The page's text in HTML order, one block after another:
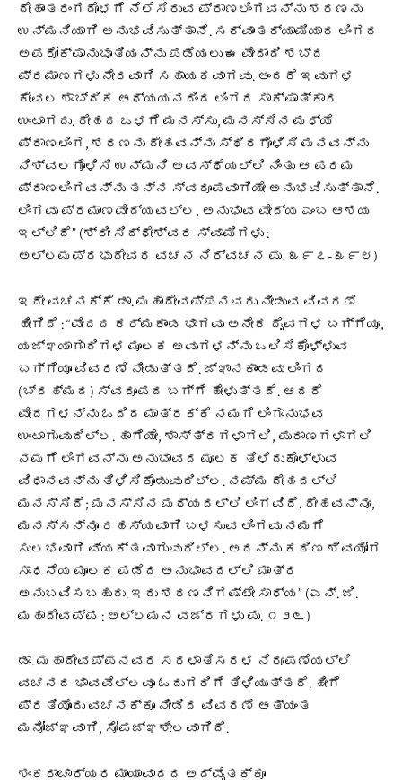
ದೇಹಾಂತರಂಗದೊಳಗೆ ನೆಲೆಸಿರುವ ಪ್ರಾಣಲಿಂಗವನ್ನು ಶರಣನು
ಉನ್ಮನಿಯಾಗಿ ಅನುಭವಿಸುತ್ತಾನೆ. ಸರ್ವಾಂತರ್ಯಾಮಿಯಾದ ಲಿಂಗದ
ಅಪರೋಕ್ಷಾನುಭೂತಿಯನ್ನು ಪಡೆಯಲು ಈ ವೇದಾದಿ ಶಬ್ದ
ಪ್ರಮಾಣಗಳು ನೇರವಾಗಿ ಸಹಾಯಕವಾಗವು. ಅಂದರೆ ಇವುಗಳ
ಕೇವಲ ಶಾಬ್ದಿಕ ಅಧ್ಯಯನದಿಂದ ಲಿಂಗದ ಸಾಕ್ಷಾತ್ಕಾರ
ಉಂಟಾಗದು. ದೇಹದ ಒಳಗೆ ಮನಸ್ಸು, ಮನಸ್ಸಿನ ಮಧ್ಯೆ
ಪ್ರಾಣಲಿಂಗ, ಶರಣನು ದೇಹವನ್ನು ಸ್ಥಿರಗೊಳಿಸಿ ಮನವನ್ನು
ನಿಶ್ವಲಗೊಳಿಸಿ ಉನ್ಮನಿ ಅವಸ್ಥೆಯಲ್ಲಿ ನಿಂತು ಆ ಪರಮ
ಪ್ರಾಣಲಿಂಗವನ್ನು ತನ್ನ ಸ್ವರೂಪವಾಗಿಯೇ ಅನುಭವಿಸುತ್ತಾನೆ.
ಲಿಂಗವು ಪ್ರಮಾಣವೇದ್ಯವಲ್ಲ, ಅನುಭಾವ ವೇದ್ಯ ಎಂಬ ಆಶಯ
ಇಲ್ಲಿದೆ” (ಶ್ರೀ ಸಿದ್ಧೇಶ್ವರ ಸ್ವಾಮಿಗಳು :
ಅಲ್ಲಮಪ್ರಭುದೇವರ ವಚನ ನಿರ್ವಚನ ಪು. ೩೯೭-೩೯೮)
ಇದೇ ವಚನಕ್ಕೆ ಡಾ. ಮಹಾದೇವಪ್ಪನವರು ನೀಡುವ ವಿವರಣೆ
ಹೀಗಿದೆ : “ವೇದದ ಕರ್ಮಕಾಂಡ ಭಾಗವು ಅನೇಕ ದೈವಗಳ ಬಗ್ಗೆಯೂ,
ಯಜ್ಞಯಾಗಾದಿಗಳ ಮೂಲಕ ಅವುಗಳನ್ನು ಒಲಿಸಿಕೊಳ್ಳುವ
ಬಗ್ಗೆಯೂ ವಿವರಣೆ ನೀಡುತ್ತದೆ. ಜ್ಞಾನಕಾಂಡವು ಲಿಂಗದ
(ಬ್ರಹ್ಮದ) ಸ್ವರೂಪದ ಬಗ್ಗೆ ಹೇಳುತ್ತದೆ. ಆದರೆ
ವೇದಗಳನ್ನು ಓದಿದ ಮಾತ್ರಕ್ಕೆ ನಮಗೆ ಲಿಂಗಾನುಭವ
ಉಂಟಾಗುವುದಿಲ್ಲ. ಹಾಗೆಯೇ, ಶಾಸ್ತ್ರಗಳಾಗಲಿ, ಪುರಾಣಗಳಾಗಲಿ
ನಮಗೆ ಲಿಂಗವನ್ನು ಅನುಭಾವದ ಮೂಲಕ ತಿಳಿದುಕೊಳ್ಳುವ
ವಿಧಾನವನ್ನು ತಿಳಿಸಿಕೊಡುವುದಿಲ್ಲ. ನಮ್ಮ ದೇಹದಲ್ಲಿ
ಮನಸ್ಸಿದೆ; ಮನಸ್ಸಿನ ಮಧ್ಯದಲ್ಲಿ ಲಿಂಗವಿದೆ. ದೇಹವನ್ನೂ,
ಮನಸ್ಸನ್ನೂ ರಹಸ್ಯವಾಗಿ ಬಳಸುವ ಲಿಂಗವು ನಮಗೆ
ಸುಲಭವಾಗಿ ವ್ಯಕ್ತವಾಗುವುದಿಲ್ಲ. ಅದನ್ನು ಕಠಿಣ ಶಿವಯೋಗ
ಸಾಧನೆಯ ಮೂಲಕ ಪಡೆದ ಅನುಭಾವದಲ್ಲಿ ಮಾತ್ರ
ಅನುಬವಿಸಬಹುದು. ಇದು ಶರಣನಿಗಷ್ಟೇ ಸಾಧ್ಯ” (ಎನ್. ಜಿ.
ಮಹಾದೇವಪ್ಪ : ಅಲ್ಲಮನ ವಜ್ರಗಳು ಪು. ೧೨೬)
ಡಾ. ಮಹಾದೇವಪ್ಪನವರ ಸರಳಾತಿಸರಳ ನಿರೂಪಣೆಯಲ್ಲಿ
ವಚನದ ಭಾವವೆಲ್ಲವೂ ಓದುಗರಿಗೆ ತಿಳಿಯುತ್ತದೆ. ಹೀಗೆ
ಪ್ರತಿಯೊಂದು ವಚನಕ್ಕೂ ನೀಡಿದ ವಿವರಣೆ ಅತ್ಯಂತ
ಮನೋಜ್ಞವಾಗಿ, ಸೋಪಜ್ಞಶೀಲವಾಗಿದೆ.
ಶಂಕರಾಚಾರ್ಯರ ಮಾಯಾವಾದದ ಅದ್ವೈತಕ್ಕೂ